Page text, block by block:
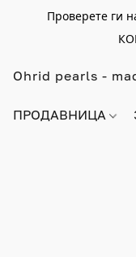
Проверете ги
Ohrid pearls -
ПРОДАВНИЦА